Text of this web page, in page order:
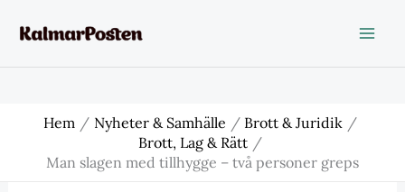
Hem Nyheter & Samhälle
Brott & Juridik
Brott, Lag & Rätt
Man slagen med tillhygge – två personer greps